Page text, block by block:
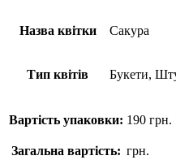
Назва квітки Сакура
Тип квітів Букети,
Вартість упаковки: 190 грн.
Загальна вартість: грн.